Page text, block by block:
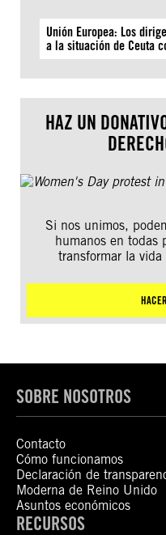
Unión Europea: Los
a la situación de Ceuta
HAZ UN
Si nos unimos,
humanos en todas
transformar la
SOBRE NOSOTROS
Contacto
Cómo funcionamos
Declaración de
Moderna de Reino Unido
Asuntos económicos
RECURSOS